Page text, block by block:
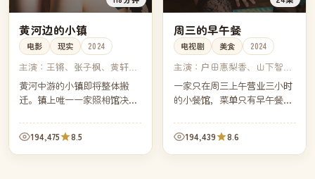
黄河边的小镇
电影 现实 2024
主演： 王锵、张子枫、黄轩、
蓝盈莹
黄河中游的小镇即将整体搬
迁。镇上唯一一家照相馆决定
黑白合影。三个月里，镜头比
小镇本身先一步告别。
194,475 8.5
周三的早午餐
电视剧 美食 2024
主演： 户田惠梨香、山下智
久、田中泯、永山瑛太
一家只在周三上午营业三小时
的小餐馆，菜单只有早午餐。
一段无法对家人言说的心事，
由一道菜替他们说完。
194,439 8.6